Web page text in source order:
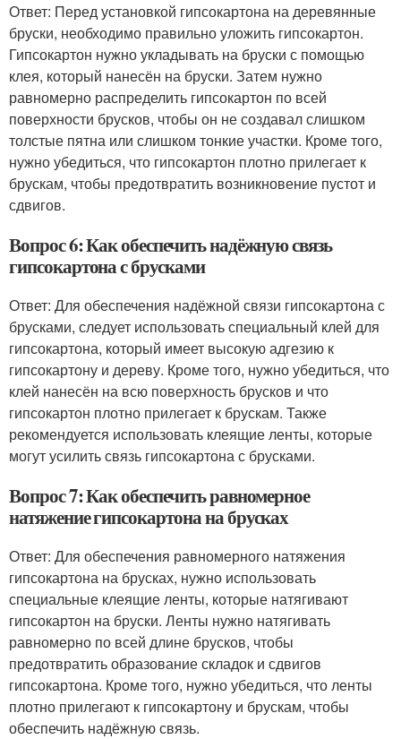
Ответ: Перед установкой гипсокартона на деревянные
бруски, необходимо правильно уложить гипсокартон.
Гипсокартон нужно укладывать на бруски с помощью
клея, который нанесён на бруски. Затем нужно
равномерно распределить гипсокартон по всей
поверхности брусков, чтобы он не создавал слишком
толстые пятна или слишком тонкие участки. Кроме того,
нужно убедиться, что гипсокартон плотно прилегает к
брускам, чтобы предотвратить возникновение пустот и
сдвигов.
Вопрос 6: Как обеспечить надёжную связь
гипсокартона с брусками
Ответ: Для обеспечения надёжной связи гипсокартона с
брусками, следует использовать специальный клей для
гипсокартона, который имеет высокую адгезию к
гипсокартону и дереву. Кроме того, нужно убедиться, что
клей нанесён на всю поверхность брусков и что
гипсокартон плотно прилегает к брускам. Также
рекомендуется использовать клеящие ленты, которые
могут усилить связь гипсокартона с брусками.
Вопрос 7: Как обеспечить равномерное
натяжение гипсокартона на брусках
Ответ: Для обеспечения равномерного натяжения
гипсокартона на брусках, нужно использовать
специальные клеящие ленты, которые натягивают
гипсокартон на бруски. Ленты нужно натягивать
равномерно по всей длине брусков, чтобы
предотвратить образование складок и сдвигов
гипсокартона. Кроме того, нужно убедиться, что ленты
плотно прилегают к гипсокартону и брускам, чтобы
обеспечить надёжную связь.